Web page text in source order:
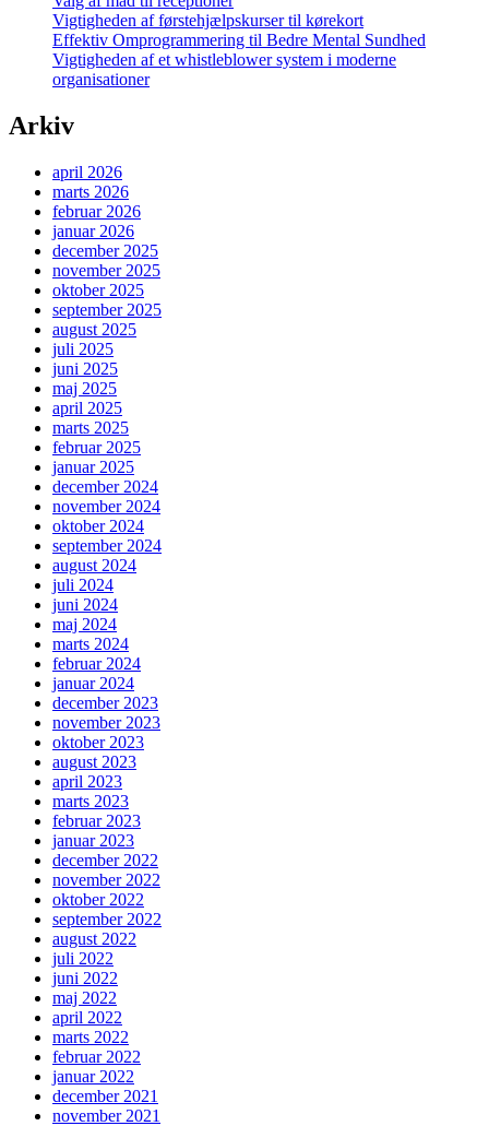
Vigtigheden af førstehjælpskurser til kørekort
Effektiv Omprogrammering til Bedre Mental Sundhed
Vigtigheden af et whistleblower system i moderne
organisationer
Arkiv
april 2026
marts 2026
februar 2026
januar 2026
december 2025
november 2025
oktober 2025
september 2025
august 2025
juli 2025
juni 2025
maj 2025
april 2025
marts 2025
februar 2025
januar 2025
december 2024
november 2024
oktober 2024
september 2024
august 2024
juli 2024
juni 2024
maj 2024
marts 2024
februar 2024
januar 2024
december 2023
november 2023
oktober 2023
august 2023
april 2023
marts 2023
februar 2023
januar 2023
december 2022
november 2022
oktober 2022
september 2022
august 2022
juli 2022
juni 2022
maj 2022
april 2022
marts 2022
februar 2022
januar 2022
december 2021
november 2021